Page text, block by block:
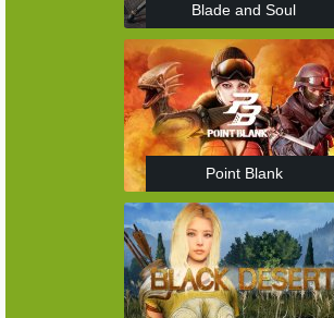
Blade and Soul
Point Blank